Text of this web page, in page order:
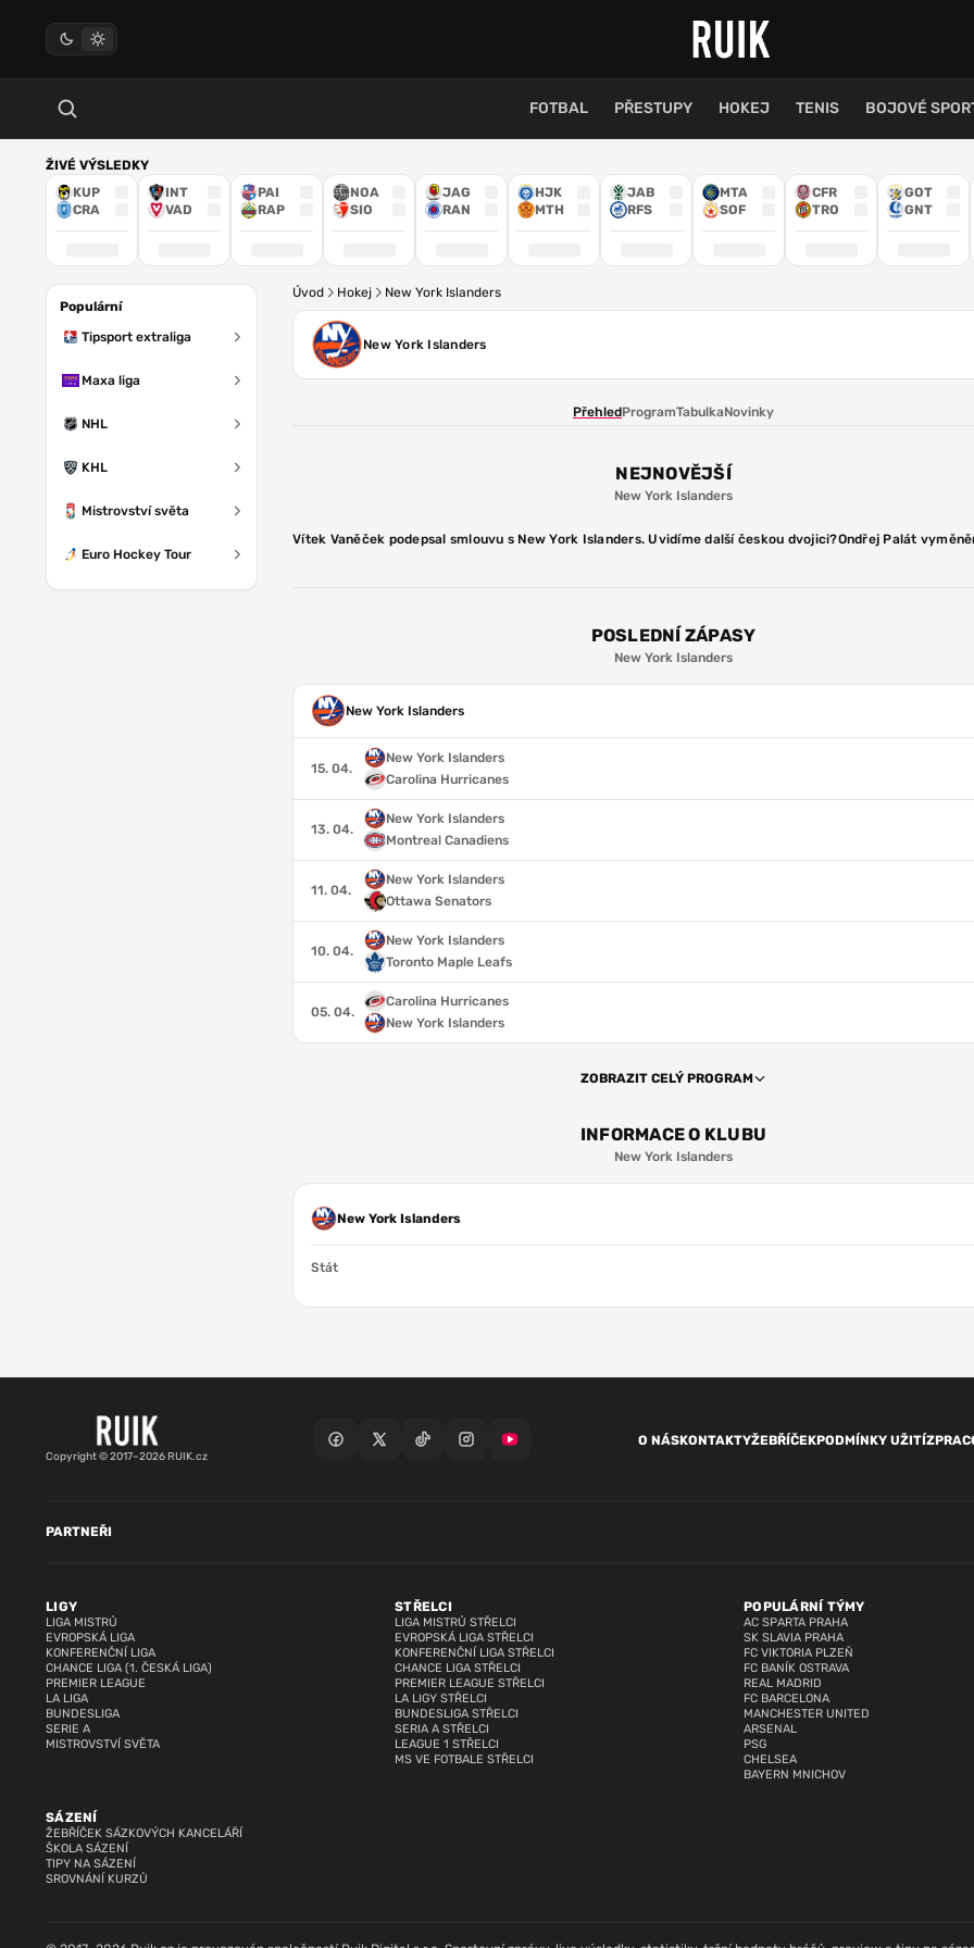
FOTBAL PŘESTUPY HOKEJ TENIS BOJOVÉ
ŽIVÉ VÝSLEDKY
KUP
CRA
INT
VAD
PAI
RAP
NOA
SIO
JAG
RAN
HJK
MTH
JAB
RFS
MTA
SOF
CFR
TRO
GOT
GNT
Populární
Tipsport extraliga
Maxa liga
NHL
KHL
Mistrovství světa
Euro Hockey Tour
Úvod Hokej New York Islanders
New York Islanders
PřehledProgramTabulkaNovinky
NEJNOVĚJŠÍ
New York Islanders
Vítek Vaněček podepsal smlouvu s New York Islanders. Uvidíme další českou dvojici?Ondřej Palát
POSLEDNÍ ZÁPASY
New York Islanders
New York Islanders
15. 04.
New York Islanders
Carolina Hurricanes
13. 04.
New York Islanders
Montreal Canadiens
11. 04.
New York Islanders
Ottawa Senators
10. 04.
New York Islanders
Toronto Maple Leafs
05. 04.
Carolina Hurricanes
New York Islanders
ZOBRAZIT CELÝ PROGRAM
INFORMACE O KLUBU
New York Islanders
New York Islanders
Stát
Copyright © 2017–2026 RUIK.cz
O NÁSKONTAKTYŽEBŘÍČEKPODMÍNKY UŽITÍ
LIGY
LIGA MISTRŮ
EVROPSKÁ LIGA
KONFERENČNÍ LIGA
CHANCE LIGA (1. ČESKÁ LIGA)
PREMIER LEAGUE
LA LIGA
BUNDESLIGA
SERIE A
MISTROVSTVÍ SVĚTA
STŘELCI
LIGA MISTRŮ STŘELCI
EVROPSKÁ LIGA STŘELCI
KONFERENČNÍ LIGA STŘELCI
CHANCE LIGA STŘELCI
PREMIER LEAGUE STŘELCI
LA LIGY STŘELCI
BUNDESLIGA STŘELCI
SERIA A STŘELCI
LEAGUE 1 STŘELCI
MS VE FOTBALE STŘELCI
POPULÁRNÍ TÝMY
AC SPARTA PRAHA
SK SLAVIA PRAHA
FC VIKTORIA PLZEŇ
FC BANÍK OSTRAVA
REAL MADRID
FC BARCELONA
MANCHESTER UNITED
ARSENAL
PSG
CHELSEA
BAYERN MNICHOV
SÁZENÍ
ŽEBŘÍČEK SÁZKOVÝCH KANCELÁŘÍ
ŠKOLA SÁZENÍ
TIPY NA SÁZENÍ
SROVNÁNÍ KURZŮ
PARTNEŘI